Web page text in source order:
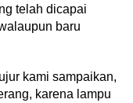
telah dicapai
baru
kami sampaikan,
karena lampu